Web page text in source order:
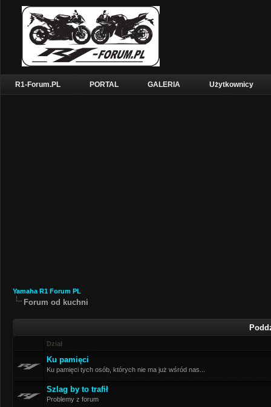
R1-Forum.PL PORTAL GALERIA Użytkownicy
Yamaha R1 Forum PL
Forum od kuchni
Dział
Ku pamięci
Ku pamięci tych osób, których nie ma już wśród nas...
Szlag by to trafił
Problemy z forum